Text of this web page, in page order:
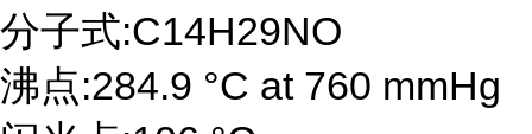
分子式:C14H29NO
沸点:284.9 °C at 760 mmHg